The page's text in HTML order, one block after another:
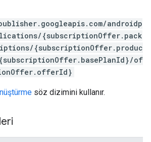
androidp
{subscriptionOffer.pack
{subscriptionOffer.produc
of
söz dizimini kullanır.